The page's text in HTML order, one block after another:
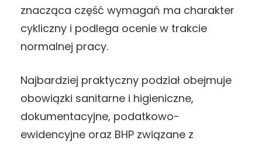
znacząca część wymagań ma charakter
cykliczny i podlega ocenie w trakcie
normalnej pracy.
Najbardziej praktyczny podział obejmuje
obowiązki sanitarne i higieniczne,
dokumentacyjne, podatkowo-
ewidencyjne oraz BHP związane z